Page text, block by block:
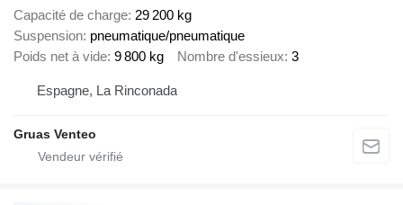
Capacité de charge 29 200 kg
Suspension pneumatique/pneumatique
Poids net à vide 9 800 kg Nombre d'essieux 3
Espagne, La Rinconada
Gruas Venteo